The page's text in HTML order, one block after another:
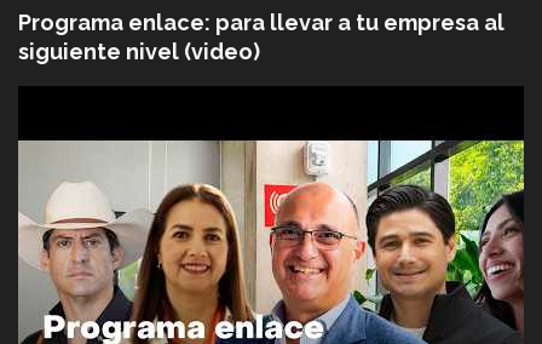
Programa enlace: para llevar a tu empresa al
siguiente nivel (video)